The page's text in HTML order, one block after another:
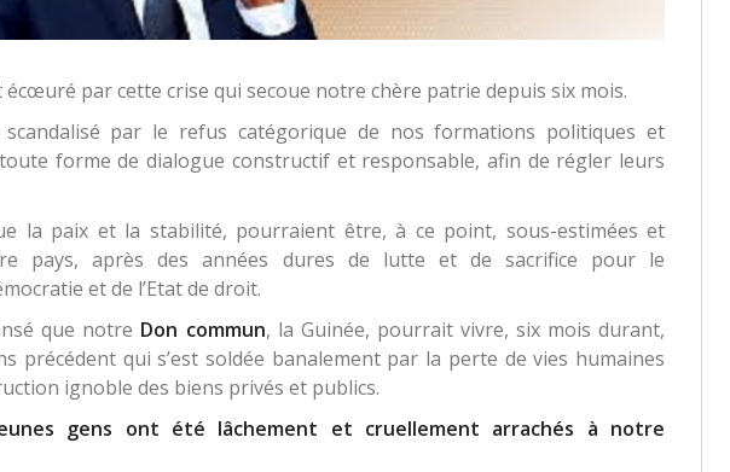
par cette crise qui secoue notre chère patrie depuis six mois.
scandalisé par le refus catégorique de nos formations politiques et
forme de dialogue constructif et responsable, afin de régler leurs
la paix et la stabilité, pourraient être, à ce point, sous-estimées et
pays, après des années dures de lutte et de sacrifice pour le
et de l’Etat de droit.
que notre Don commun, la Guinée, pourrait vivre, six mois durant,
précédent qui s’est soldée banalement par la perte de vies humaines
ignoble des biens privés et publics.
gens ont été lâchement et cruellement arrachés à notre